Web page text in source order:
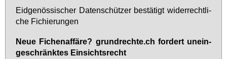
Eid­ge­nös­si­scher Da­ten­schüt­zer be­stä­tigt wi­der­recht­li­
che Fi­chie­run­gen
Neue Fi­chen­af­fä­re? grund­rech­te.ch for­dert un­ein­
ge­schränk­tes Ein­sichts­recht